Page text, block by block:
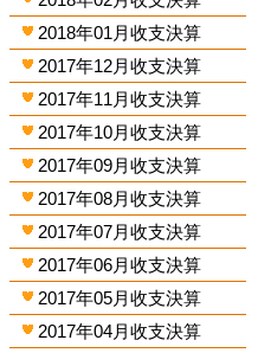
2018年01月收支決算
2017年12月收支決算
2017年11月收支決算
2017年10月收支決算
2017年09月收支決算
2017年08月收支決算
2017年07月收支決算
2017年06月收支決算
2017年05月收支決算
2017年04月收支決算